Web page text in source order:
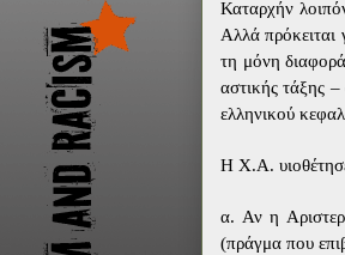
Καταρχήν
Αλλά πρόκειται
τη μόνη
αστικής τάξης –
ελληνικού
Η Χ.Α.
α. Αν η
(πράγμα που